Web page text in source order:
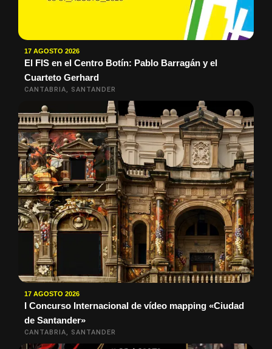
17 AGOSTO 2026
El FIS en el Centro Botín: Pablo Barragán y el
Cuarteto Gerhard
CANTABRIA, SANTANDER
17 AGOSTO 2026
I Concurso Internacional de vídeo mapping «Ciudad
de Santander»
CANTABRIA, SANTANDER